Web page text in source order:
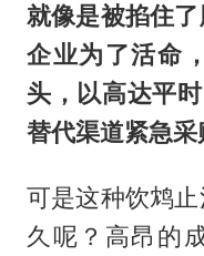
就像是被掐住
企业为了活命
头，以高达平
替代渠道紧急采
可是这种饮鸩
久呢？高昂的